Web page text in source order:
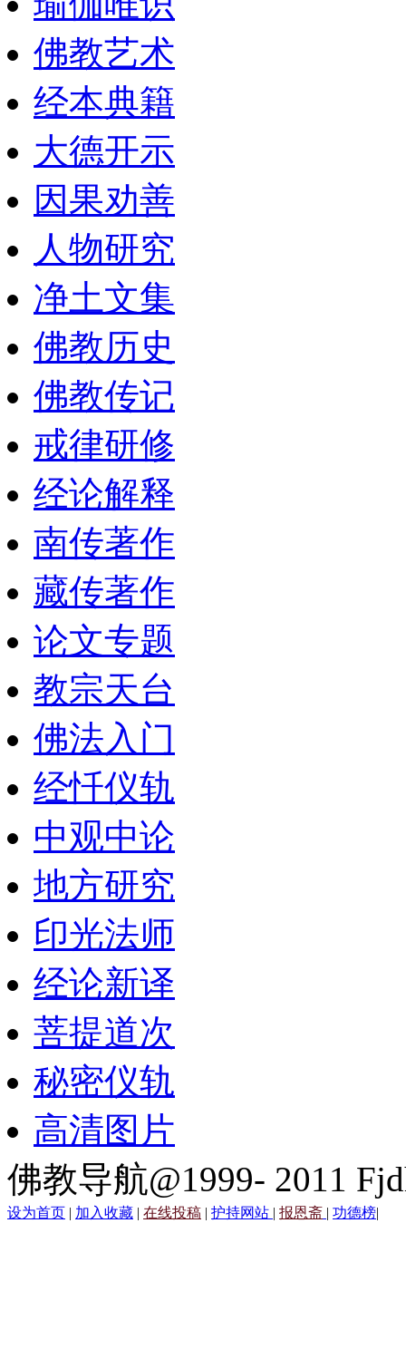
佛教艺术
经本典籍
大德开示
因果劝善
人物研究
净土文集
佛教历史
佛教传记
戒律研修
经论解释
南传著作
藏传著作
论文专题
教宗天台
佛法入门
经忏仪轨
中观中论
地方研究
印光法师
经论新译
菩提道次
秘密仪轨
高清图片
佛教导航@1999- 2011
设为首页 | 加入收藏 | 在线投稿 | 护持网站 | 报恩斋 | 功德榜|